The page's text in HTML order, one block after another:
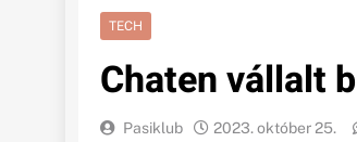
TECH
Chaten vállalt
Pasiklub 2023. október 25.